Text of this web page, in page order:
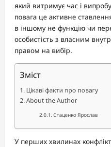
який витримує час і
повага це активне
в іншому не функцію чи
особистість з власним
правом на вибір.
Зміст
Цікаві факти про повагу
About the Author
Стаценко Ярослав
У перших хвилинах